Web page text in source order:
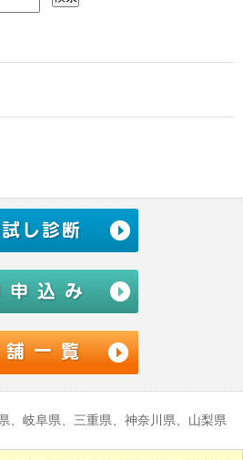
、岐阜県、三重県、神奈川県、山梨県